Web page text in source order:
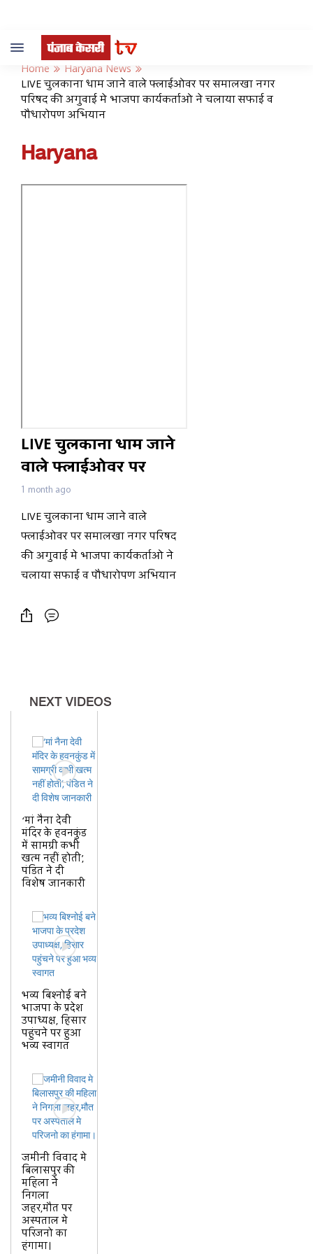
Toggle
navigation
Home
Haryana News
LIVE चुलकाना धाम जाने वाले फ्लाईओवर पर समालखा नगर
परिषद की अगुवाई मे भाजपा कार्यकर्ताओ ने चलाया सफाई व
पौधारोपण अभियान
Haryana
LIVE चुलकाना धाम जाने
वाले फ्लाईओवर पर
समालखा नगर परिषद की
अगुवाई मे भाजपा
कार्यकर्ताओ ने चलाया
सफाई व पौधारोपण
अभियान
1 month ago
LIVE चुलकाना धाम जाने वाले
फ्लाईओवर पर समालखा नगर परिषद
की अगुवाई मे भाजपा कार्यकर्ताओ ने
चलाया सफाई व पौधारोपण अभियान
NEXT VIDEOS
‘मां नैना देवी
मंदिर के हवनकुंड
में सामग्री कभी
खत्म नहीं होती’,
पंडित ने दी
विशेष जानकारी
भव्य बिश्नोई बने
भाजपा के प्रदेश
उपाध्यक्ष, हिसार
पहुंचने पर हुआ
भव्य स्वागत
जमीनी विवाद मे
बिलासपुर की
महिला ने
निगला
जहर,मौत पर
अस्पताल मे
परिजनो का
हंगामा।